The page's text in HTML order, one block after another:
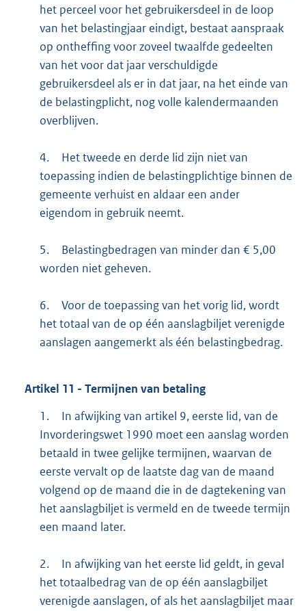
het perceel voor het gebruikersdeel in de loop
van het belastingjaar eindigt, bestaat aanspraak
op ontheffing voor zoveel twaalfde gedeelten
van het voor dat jaar verschuldigde
gebruikersdeel als er in dat jaar, na het einde van
de belastingplicht, nog volle kalendermaanden
overblijven.
4.
Het tweede en derde lid zijn niet van
toepassing indien de belastingplichtige binnen de
gemeente verhuist en aldaar een ander
eigendom in gebruik neemt.
5.
Belastingbedragen van minder dan € 5,00
worden niet geheven.
6.
Voor de toepassing van het vorig lid, wordt
het totaal van de op één aanslagbiljet verenigde
aanslagen aangemerkt als één belastingbedrag.
Artikel 11 - Termijnen van betaling
1.
In afwijking van artikel 9, eerste lid, van de
Invorderingswet 1990 moet een aanslag worden
betaald in twee gelijke termijnen, waarvan de
eerste vervalt op de laatste dag van de maand
volgend op de maand die in de dagtekening van
het aanslagbiljet is vermeld en de tweede termijn
een maand later.
2.
In afwijking van het eerste lid geldt, in geval
het totaalbedrag van de op één aanslagbiljet
verenigde aanslagen, of als het aanslagbiljet maar